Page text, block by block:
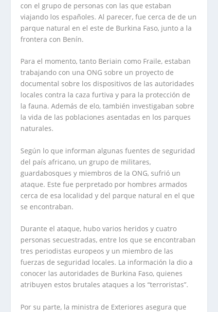
con el grupo de personas con las que estaban
viajando los españoles. Al parecer, fue cerca de de un
parque natural en el este de Burkina Faso, junto a la
frontera con Benín.
Para el momento, tanto Beriain como Fraile, estaban
trabajando con una ONG sobre un proyecto de
documental sobre los dispositivos de las autoridades
locales contra la caza furtiva y para la protección de
la fauna. Además de elo, también investigaban sobre
la vida de las poblaciones asentadas en los parques
naturales.
Según lo que informan algunas fuentes de seguridad
del país africano, un grupo de militares,
guardabosques y miembros de la ONG, sufrió un
ataque. Este fue perpretado por hombres armados
cerca de esa localidad y del parque natural en el que
se encontraban.
Durante el ataque, hubo varios heridos y cuatro
personas secuestradas, entre los que se encontraban
tres periodistas europeos y un miembro de las
fuerzas de seguridad locales. La información la dio a
conocer las autoridades de Burkina Faso, quienes
atribuyen estos brutales ataques a los “terroristas”.
Por su parte, la ministra de Exteriores asegura que